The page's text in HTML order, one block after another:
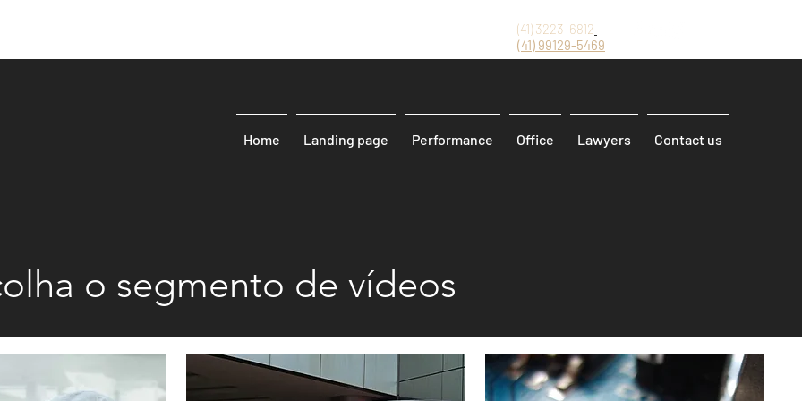
(41) 3223-6812
(41) 99129-5469
Home Landing page Performance Office Lawyers Contact us
o segmento de vídeos